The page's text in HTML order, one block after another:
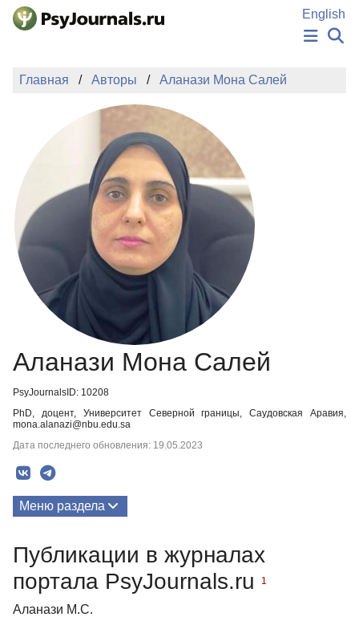
Перейти к основному содержанию
English
НОВОСТИ
АВТОРЫ
ПОДАТЬ РУКОПИСЬ
БАЗА ЗНАНИЙ
КЛЮЧЕВЫЕ СЛОВА
Регистрация
Главная Авторы Аланази Мона Салей
Аланази Мона Салей
PsyJournalsID: 10208
PhD, доцент, Университет Северной границы, Саудовская Аравия,
mona.alanazi@nbu.edu.sa
Дата последнего обновления: 19.05.2023
Меню раздела
Публикации в журналах
портала PsyJournals.ru
1
Аланази М.С.